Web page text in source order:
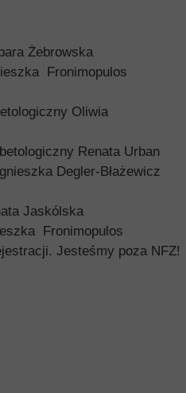
Żebrowska
Fronimopulos
Oliwia
Renata Urban
Degler-Błażewicz
Jaskólska
Fronimopulos
Jesteśmy poza NFZ!